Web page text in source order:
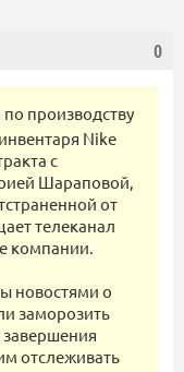
0
производству
Nike
с
Шараповой,
от
телеканал
компании.
новостями о
заморозить
отслеживать